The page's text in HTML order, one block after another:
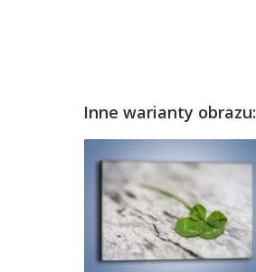
Inne warianty obrazu: